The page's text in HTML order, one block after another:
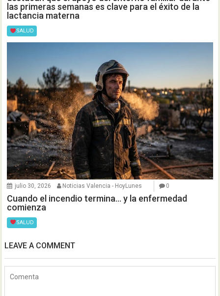
las primeras semanas es clave para el éxito de la
lactancia materna
SALUD
julio 30, 2026 Noticias Valencia - HoyLunes 0
Cuando el incendio termina… y la enfermedad
comienza
SALUD
LEAVE A COMMENT